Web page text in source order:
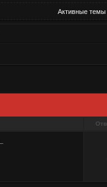
Активные темы